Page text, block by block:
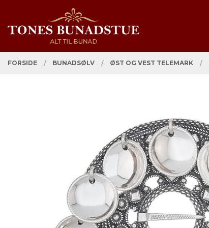
innholdet
PRODUKTER
FORSIDE BUNADSØLV ØST OG VEST TELEMARK